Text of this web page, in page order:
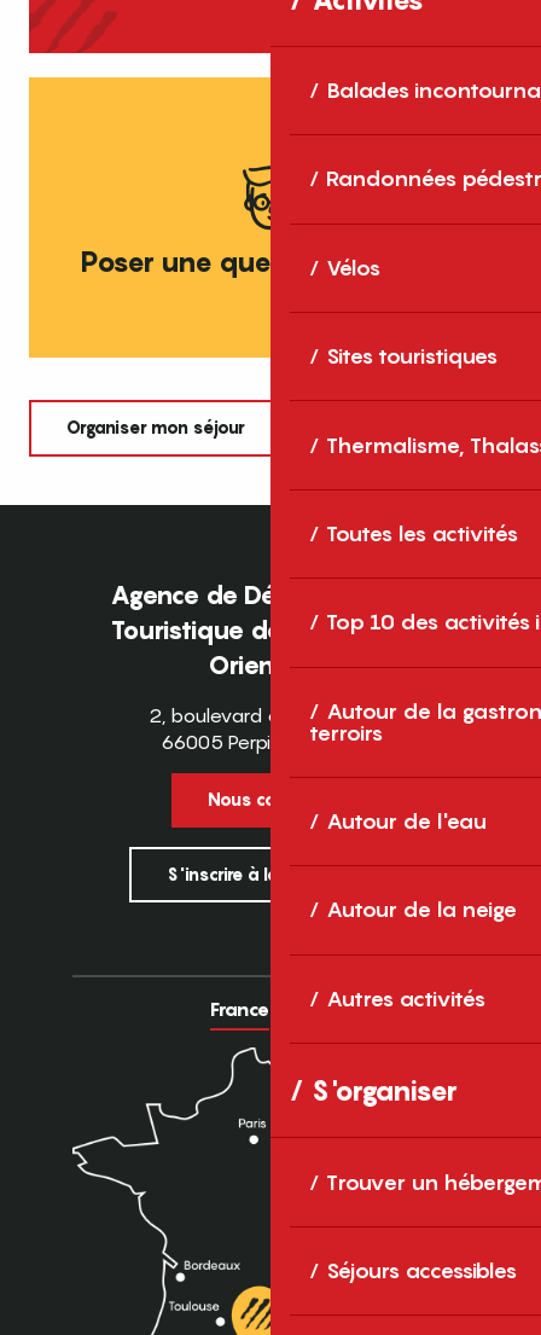
Balades
Randonnées
Vélos
Sites touristiques
Thermalisme,
Toutes les activités
Top 10 des activités
Autour de la
terroirs
Autour de l'eau
Autour de la neige
Autres activités
S'organiser
Trouver un
Séjours accessibles
Poser une question à Django
Organiser mon séjour
Agence de Développement
Touristique des Pyrénées-
Orientales
2, boulevard des Pyrénées
66005 Perpignan Cedex
Nous contacter
S'inscrire à la newsletter
France Europe